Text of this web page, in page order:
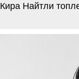
Кира Найтли